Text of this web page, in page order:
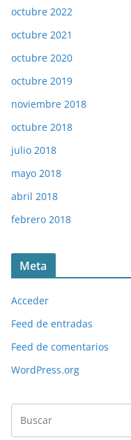
octubre 2022
octubre 2021
octubre 2020
octubre 2019
noviembre 2018
octubre 2018
julio 2018
mayo 2018
abril 2018
febrero 2018
Meta
Acceder
Feed de entradas
Feed de comentarios
WordPress.org